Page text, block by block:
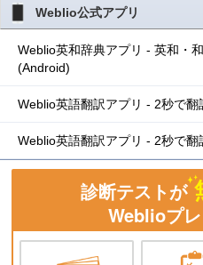
Weblio公式アプリ
Weblio英和辞典アプリ - 英和・
(Android)
Weblio英語翻訳アプリ - 2秒で
Weblio英語翻訳アプリ - 2秒で
診断テストが
Weblioプ